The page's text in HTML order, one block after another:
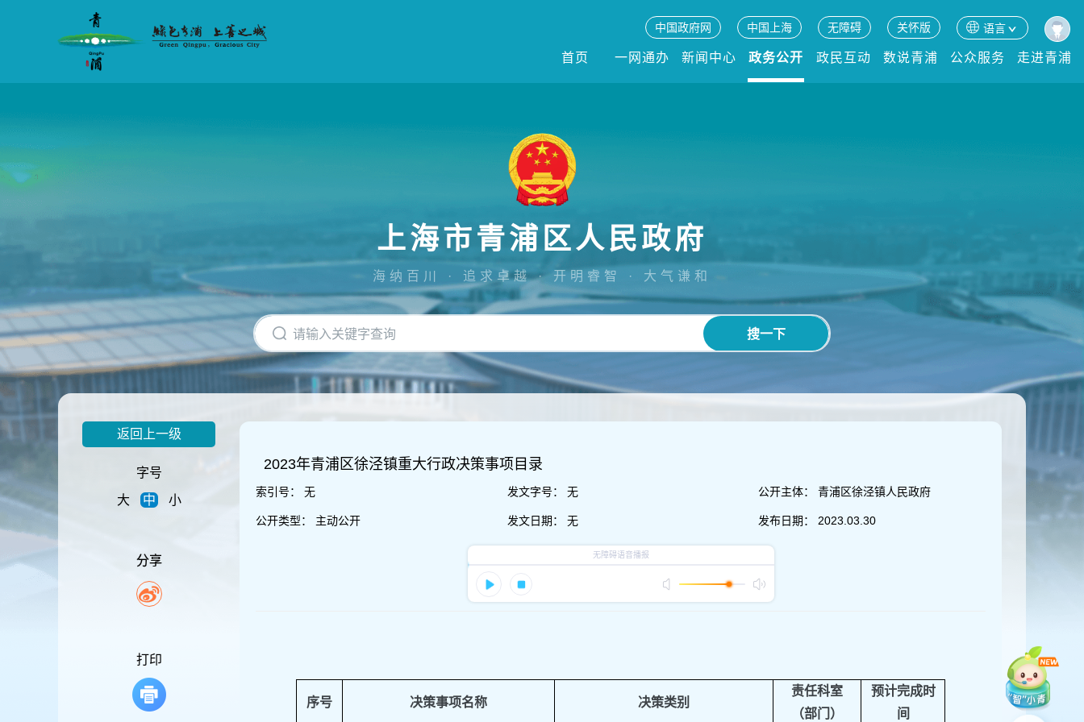
网
主
要
内
容
区
域
中国政府网 中国上海 无障碍 关怀版 语言
首页 一网通办 新闻中心 政务公开 政民互动 数说青浦 公众服务 走进青浦
上海市青浦区人民政府
海纳百川 · 追求卓越 · 开明睿智 · 大气谦和
搜一下
返回上一级
字号
大
中 小
分享
打印
2023年青浦区徐泾镇重大行政决策事项目录
索引号： 无
公开类型： 主动公开
发文字号： 无
发文日期： 无
公开主体： 青浦区徐泾镇人民政府
发布日期： 2023.03.30
序号 决策事项名称 决策类别
责任科室
（部门）
预计完成时
间